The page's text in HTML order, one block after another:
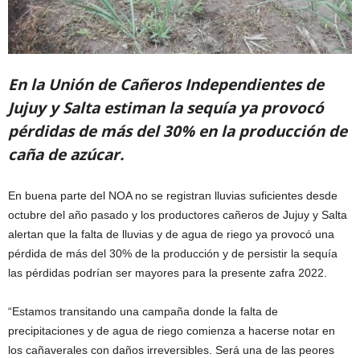
En la Unión de Cañeros Independientes de
Jujuy y Salta estiman la sequía ya provocó
pérdidas de más del 30% en la producción de
caña de azúcar.
En buena parte del NOA no se registran lluvias suficientes desde
octubre del año pasado y los productores cañeros de Jujuy y Salta
alertan que la falta de lluvias y de agua de riego ya provocó una
pérdida de más del 30% de la producción y de persistir la sequía
las pérdidas podrían ser mayores para la presente zafra 2022.
“Estamos transitando una campaña donde la falta de
precipitaciones y de agua de riego comienza a hacerse notar en
los cañaverales con daños irreversibles. Será una de las peores